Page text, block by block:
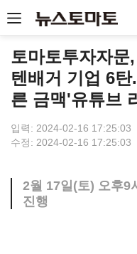
토마토투자자문
텐배거 기업 6
른 금맥'유튜브
입력: 2024-02-16 17:25:03
수정: 2024-02-16 17:25:03
2월 17일(토) 오후9
진행